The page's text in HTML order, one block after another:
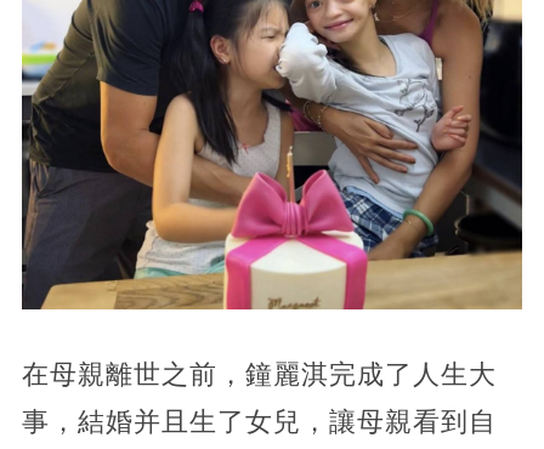
在母親離世之前，鐘麗淇完成了人生大
事，結婚并且生了女兒，讓母親看到自